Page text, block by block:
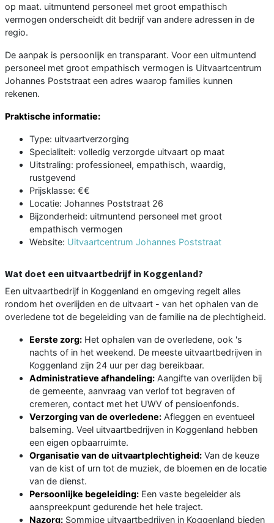
op maat. uitmuntend personeel met groot empathisch
vermogen onderscheidt dit bedrijf van andere adressen in de
regio.
De aanpak is persoonlijk en transparant. Voor een uitmuntend
personeel met groot empathisch vermogen is Uitvaartcentrum
Johannes Poststraat een adres waarop families kunnen
rekenen.
Praktische informatie:
Type: uitvaartverzorging
Specialiteit: volledig verzorgde uitvaart op maat
Uitstraling: professioneel, empathisch, waardig,
rustgevend
Prijsklasse: €€
Locatie: Johannes Poststraat 26
Bijzonderheid: uitmuntend personeel met groot
empathisch vermogen
Website: Uitvaartcentrum Johannes Poststraat
Wat doet een uitvaartbedrijf in Koggenland?
Een uitvaartbedrijf in Koggenland en omgeving regelt alles
rondom het overlijden en de uitvaart - van het ophalen van de
overledene tot de begeleiding van de familie na de plechtigheid.
Eerste zorg: Het ophalen van de overledene, ook 's
nachts of in het weekend. De meeste uitvaartbedrijven in
Koggenland zijn 24 uur per dag bereikbaar.
Administratieve afhandeling: Aangifte van overlijden bij
de gemeente, aanvraag van verlof tot begraven of
cremeren, contact met het UWV of pensioenfonds.
Verzorging van de overledene: Afleggen en eventueel
balseming. Veel uitvaartbedrijven in Koggenland hebben
een eigen opbaarruimte.
Organisatie van de uitvaartplechtigheid: Van de keuze
van de kist of urn tot de muziek, de bloemen en de locatie
van de dienst.
Persoonlijke begeleiding: Een vaste begeleider als
aanspreekpunt gedurende het hele traject.
Nazorg: Sommige uitvaartbedrijven in Koggenland bieden